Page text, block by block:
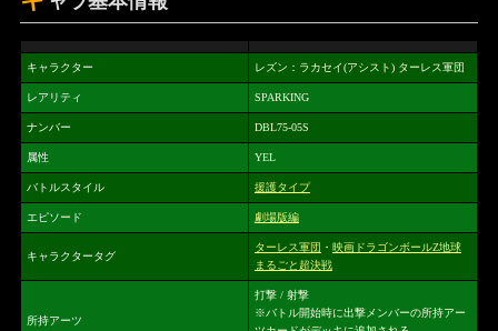
キャラクター レズン：ラカセイ(アシスト) ターレス軍団
レアリティ SPARKING
ナンバー DBL75-05S
属性 YEL
バトルスタイル 援護タイプ
エピソード 劇場版編
キャラクタータグ
ターレス軍団 ・ 映画ドラゴンボールZ地球
まるごと超決戦
所持アーツ
打撃 / 射撃
※バトル開始時に出撃メンバーの所持アー